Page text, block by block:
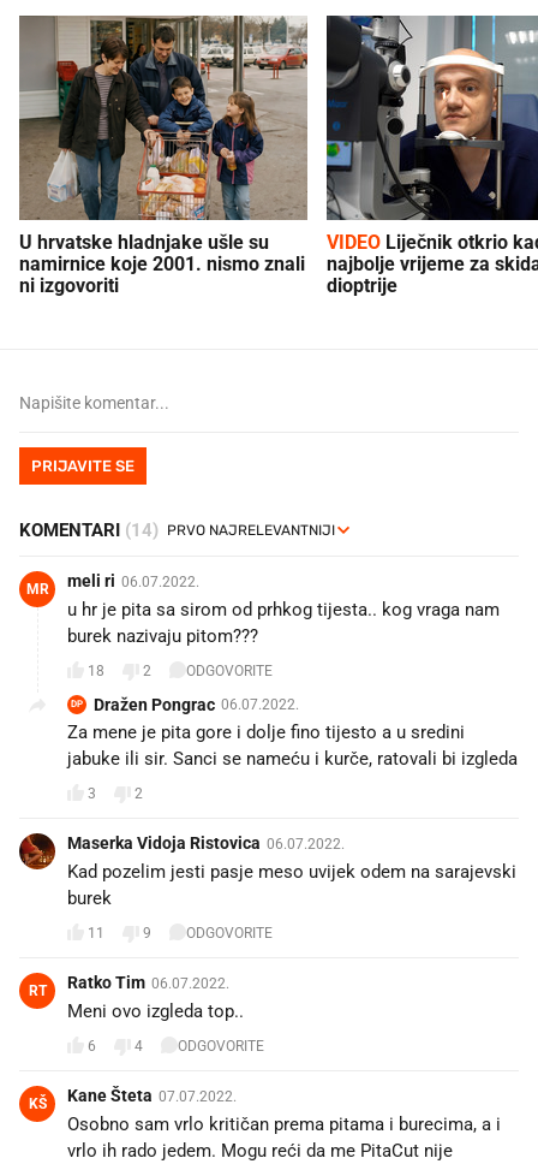
U hrvatske hladnjake ušle su
namirnice koje 2001. nismo znali
ni izgovoriti
VIDEO
najbolje vrijeme za
dioptrije
PRIJAVITE SE
KOMENTARI (14)
MR meli ri 06.07.2022.
u hr je pita sa sirom od prhkog tijesta.. kog vraga nam
burek nazivaju pitom???
18 2 ODGOVORITE
DP Dražen Pongrac 06.07.2022.
Za mene je pita gore i dolje fino tijesto a u sredini
jabuke ili sir. Sanci se nameću i kurče, ratovali bi izgleda
3 2
Maserka Vidoja Ristovica 06.07.2022.
Kad pozelim jesti pasje meso uvijek odem na sarajevski
burek
11 9 ODGOVORITE
RT Ratko Tim 06.07.2022.
Meni ovo izgleda top..
6 4 ODGOVORITE
KŠ Kane Šteta 07.07.2022.
Osobno sam vrlo kritičan prema pitama i burecima, a i
vrlo ih rado jedem. Mogu reći da me PitaCut nije